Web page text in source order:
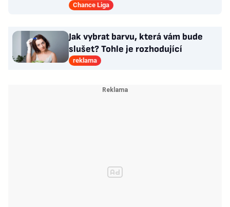
končit jako házená
Chance Liga
Jak vybrat barvu, která vám bude
slušet? Tohle je rozhodující
reklama